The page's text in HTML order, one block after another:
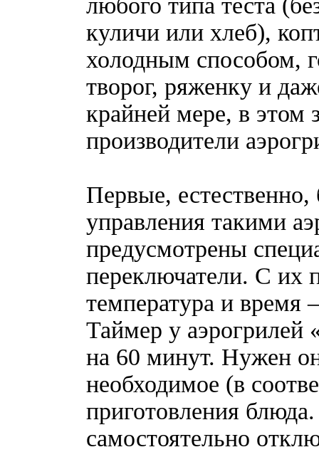
куличи или хлеб),
холодным способом,
творог, ряженку и
крайней мере, в этом
производители
Первые,
управления такими
предусмотрены
переключатели. С их
температура и время
Таймер у аэрогрилей
на 60 минут. Нужен
необходимое (в
приготовления
самостоятельно